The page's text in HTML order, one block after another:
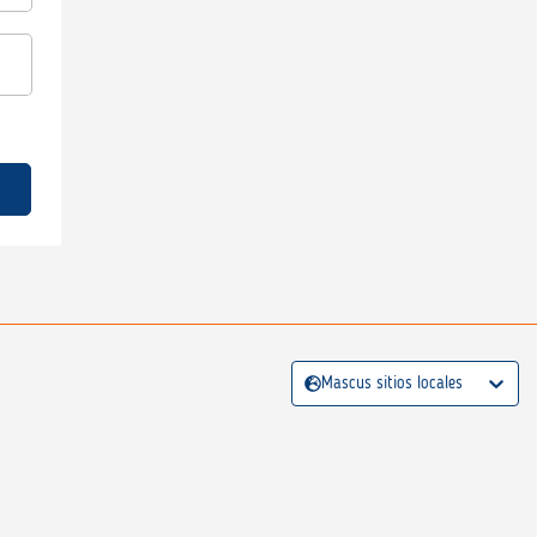
Mascus sitios locales